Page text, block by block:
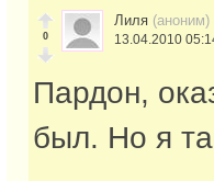
0
Лиля (аноним)
13.04.2010
Пардон,
был. Но я